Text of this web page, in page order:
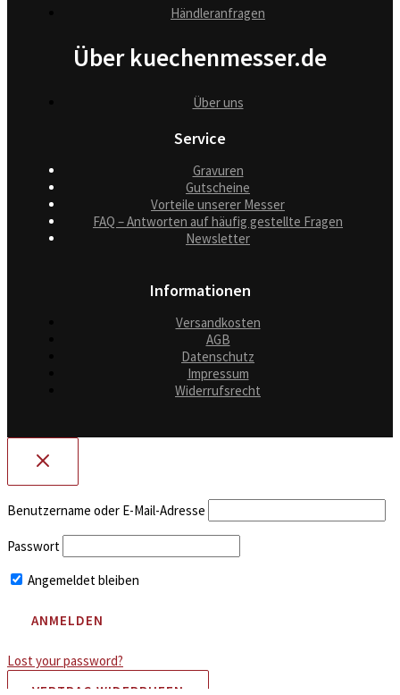
Händleranfragen
Über kuechenmesser.de
Über uns
Service
Gravuren
Gutscheine
Vorteile unserer Messer
FAQ – Antworten auf häufig gestellte Fragen
Newsletter
Informationen
Versandkosten
AGB
Datenschutz
Impressum
Widerrufsrecht
Benutzername oder E-Mail-Adresse
Passwort
Angemeldet bleiben
Lost your password?
VERTRAG WIDERRUFEN